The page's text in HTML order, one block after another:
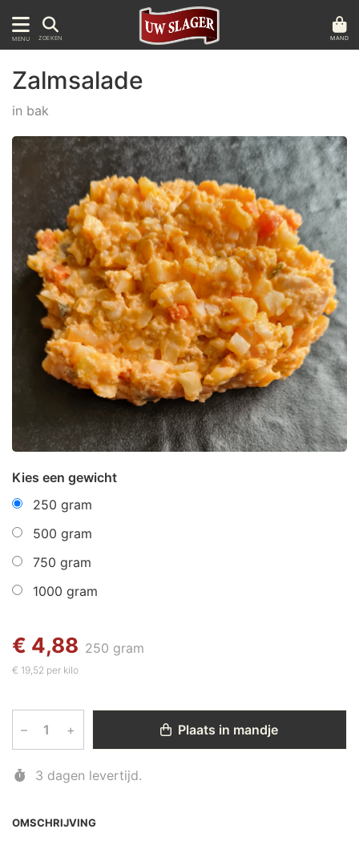
MENU ZOEKEN MAND
OMSCHRIJVING
Zalmsalade
in bak
Kies een gewicht
250 gram
500 gram
750 gram
1000 gram
€ 4,88 250 gram
€ 19,52 per kilo
– + Plaats in mandje
3 dagen levertijd.